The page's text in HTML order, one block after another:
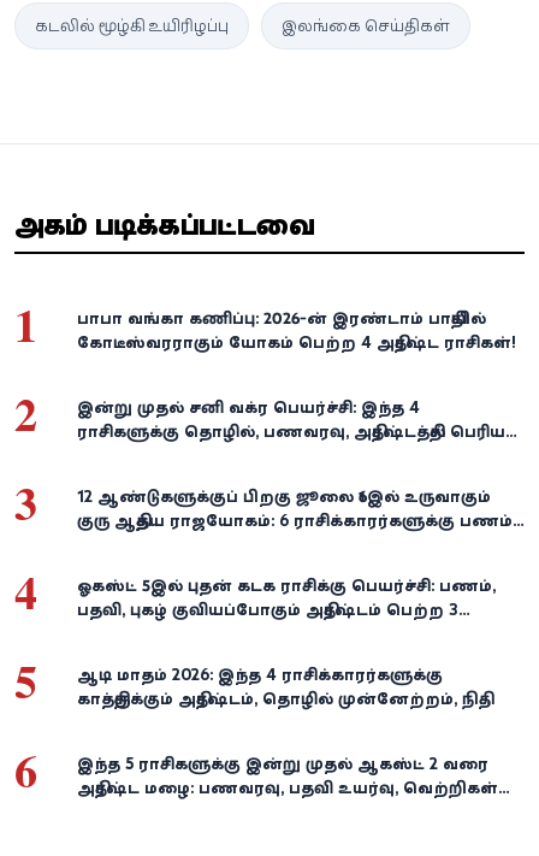
கடலில் மூழ்கி உயிரிழப்பு இலங்கை செய்திகள்
அதிகம் படிக்கப்பட்டவை
1
பாபா வங்கா கணிப்பு: 2026-ன் இரண்டாம் பாதியில்
கோடீஸ்வரராகும் யோகம் பெற்ற 4 அதிர்ஷ்ட ராசிகள்!
2
இன்று முதல் சனி வக்ர பெயர்ச்சி: இந்த 4
ராசிகளுக்கு தொழில், பணவரவு, அதிர்ஷ்டத்தில் பெரிய
3
12 ஆண்டுகளுக்குப் பிறகு ஜூலை 16இல் உருவாகும்
குரு ஆதித்ய ராஜயோகம்: 6 ராசிக்காரர்களுக்கு பணம்,
4
ஓகஸ்ட் 5இல் புதன் கடக ராசிக்கு பெயர்ச்சி: பணம்,
பதவி, புகழ் குவியப்போகும் அதிர்ஷ்டம் பெற்ற 3
5
ஆடி மாதம் 2026: இந்த 4 ராசிக்காரர்களுக்கு
காத்திருக்கும் அதிர்ஷ்டம், தொழில் முன்னேற்றம், நிதி
6
இந்த 5 ராசிகளுக்கு இன்று முதல் ஆகஸ்ட் 2 வரை
அதிர்ஷ்ட மழை: பணவரவு, பதவி உயர்வு, வெற்றிகள்